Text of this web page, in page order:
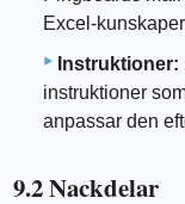
Excel-
Instruktioner:
instruktioner
anpassar den
9.2 Nackdelar